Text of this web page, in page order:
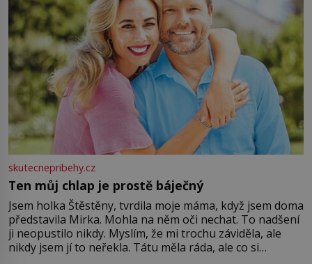
skutecnepribehy.cz
Ten můj chlap je prostě báječný
Jsem holka Štěstěny, tvrdila moje máma, když jsem doma
představila Mirka. Mohla na něm oči nechat. To nadšení
ji neopustilo nikdy. Myslím, že mi trochu záviděla, ale
nikdy jsem jí to neřekla. Tátu měla ráda, ale co si